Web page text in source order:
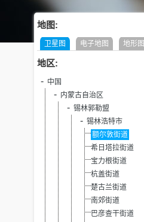
地图:
卫星图 电子地图 地形图
地区:
中国
内蒙古自治区
锡林郭勒盟
锡林浩特市
额尔敦街道
希日塔拉街道
宝力根街道
杭盖街道
楚古兰街道
南郊街道
巴彦查干街道